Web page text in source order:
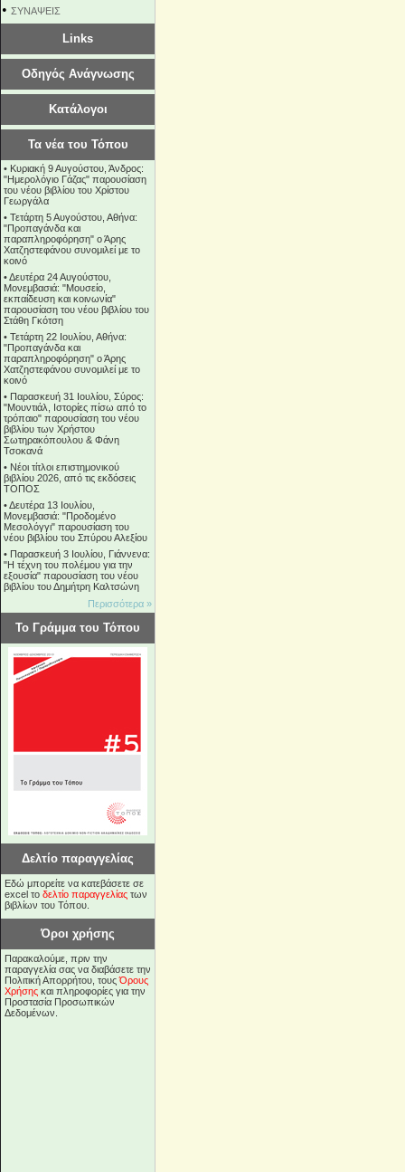
• ΣΥΝΑΨΕΙΣ
Links
Οδηγός Ανάγνωσης
Κατάλογοι
Τα νέα του Τόπου
• Κυριακή 9 Αυγούστου, Άνδρος:
"Ημερολόγιο Γάζας" παρουσίαση
του νέου βιβλίου του Χρίστου
Γεωργάλα
• Τετάρτη 5 Αυγούστου, Αθήνα:
"Προπαγάνδα και
παραπληροφόρηση" ο Άρης
Χατζηστεφάνου συνομιλεί με το
κοινό
•Δευτέρα 24 Αυγούστου,
Μονεμβασιά: "Μουσείο,
εκπαίδευση και κοινωνία"
παρουσίαση του νέου βιβλίου του
Στάθη Γκότση
• Τετάρτη 22 Ιουλίου, Αθήνα:
"Προπαγάνδα και
παραπληροφόρηση" ο Άρης
Χατζηστεφάνου συνομιλεί με το
κοινό
• Παρασκευή 31 Ιουλίου, Σύρος:
"Μουντιάλ, Ιστορίες πίσω από το
τρόπαιο" παρουσίαση του νέου
βιβλίου των Χρήστου
Σωτηρακόπουλου & Φάνη
Τσοκανά
• Νέοι τίτλοι επιστημονικού
βιβλίου 2026, από τις εκδόσεις
ΤΟΠΟΣ
•Δευτέρα 13 Ιουλίου,
Μονεμβασιά: "Προδομένο
Μεσολόγγι" παρουσίαση του
νέου βιβλίου του Σπύρου Αλεξίου
• Παρασκευή 3 Ιουλίου, Γιάννενα:
"Η τέχνη του πολέμου για την
εξουσία" παρουσίαση του νέου
βιβλίου του Δημήτρη Καλτσώνη
Περισσότερα »
Το Γράμμα του Τόπου
Δελτίο παραγγελίας
Εδώ μπορείτε να κατεβάσετε σε
excel το δελτίο παραγγελίας των
βιβλίων του Τόπου.
Όροι χρήσης
Παρακαλούμε, πριν την
παραγγελία σας να διαβάσετε την
Πολιτική Απορρήτου, τουςΌρους
Χρήσης και πληροφορίες για την
Προστασία Προσωπικών
Δεδομένων.